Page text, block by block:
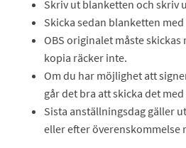
Skriv ut blanketten och skriv
Skicka sedan blanketten
OBS originalet måste skickas
kopia räcker inte.
Om du har möjlighet att
går det bra att skicka det
Sista anställningsdag gäller
eller efter överenskommelse